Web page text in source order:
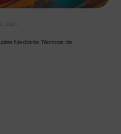
2025
Mediante Técnicas de